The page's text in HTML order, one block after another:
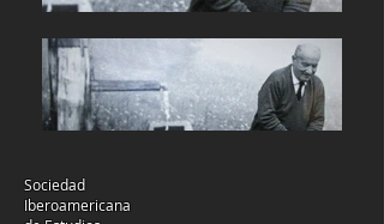
Sociedad
Iberoamericana